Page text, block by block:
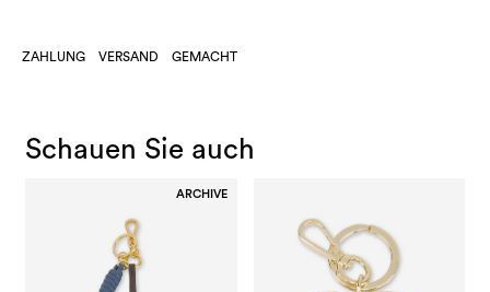
ZAHLUNG VERSAND GEMACHT
Schauen Sie auch
ARCHIVE